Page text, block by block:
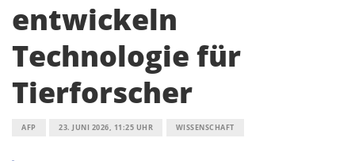
entwickeln
Technologie für
Tierforscher
AFP 23. JUNI 2026, 11:25 UHR WISSENSCHAFT